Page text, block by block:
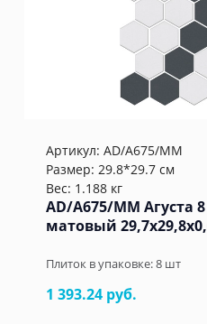
Артикул: AD/A675/MM
Размер: 29.8*29.7 см
Вес: 1.188 кг
AD/A675/MM
матовый
Плиток в упаковке:8 шт
1 393.24 руб.